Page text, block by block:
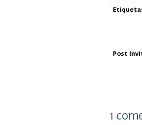
Post
1